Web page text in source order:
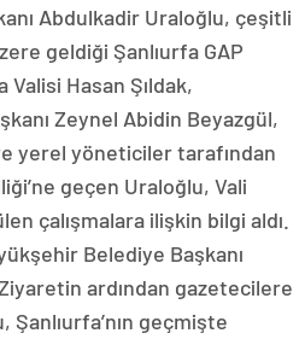
Abdulkadir Uraloğlu, çeşitli
geldiği Şanlıurfa GAP
Valisi Hasan Şıldak,
Zeynel Abidin Beyazgül,
yerel yöneticiler tarafından
geçen Uraloğlu, Vali
çalışmalara ilişkin bilgi aldı.
Belediye Başkanı
ardından gazetecilere
Şanlıurfa’nın geçmişte